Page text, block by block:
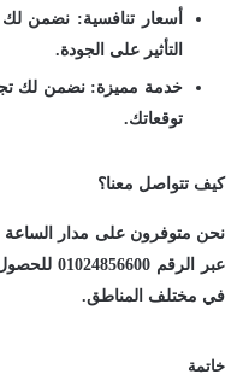
أسعار تنافسية: نضمن لك
التأثير على الجودة.
خدمة مميزة: نضمن لك
توقعاتك.
كيف تتواصل معنا؟
نحن متوفرون على مدار الساعة
عبر الرقم
في مختلف المناطق.
خاتمة